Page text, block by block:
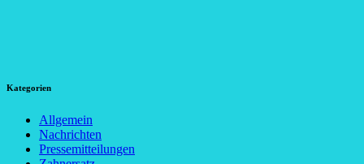
Kategorien
Allgemein
Nachrichten
Pressemitteilungen